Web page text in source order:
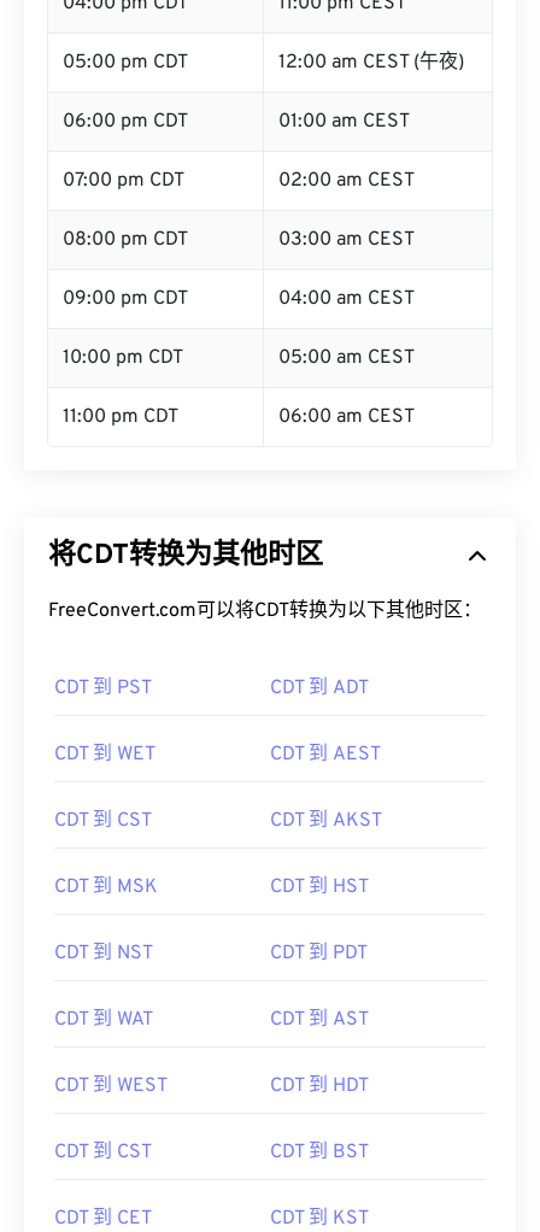
05:00 pm CDT 12:00 am CEST (午夜)
06:00 pm CDT 01:00 am CEST
07:00 pm CDT 02:00 am CEST
08:00 pm CDT 03:00 am CEST
09:00 pm CDT 04:00 am CEST
10:00 pm CDT 05:00 am CEST
11:00 pm CDT 06:00 am CEST
将CDT转换为其他时区
FreeConvert.com可以将CDT转换为以下其他时区：
CDT 到 PST CDT 到 ADT
CDT 到 WET CDT 到 AEST
CDT 到 CST CDT 到 AKST
CDT 到 MSK CDT 到 HST
CDT 到 NST CDT 到 PDT
CDT 到 WAT CDT 到 AST
CDT 到 WEST CDT 到 HDT
CDT 到 CST CDT 到 BST
CDT 到 CET CDT 到 KST